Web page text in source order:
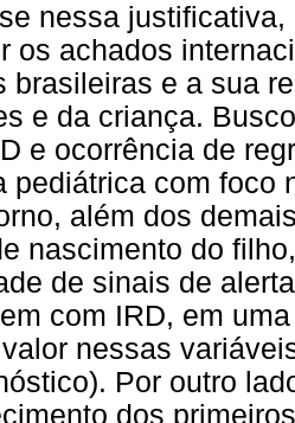
nessa
os achados
brasileiras e a sua
e da criança.
e ocorrência de
pediátrica com foco
além dos
nascimento do
de sinais de
com IRD, em
nessas
Por outro
dos